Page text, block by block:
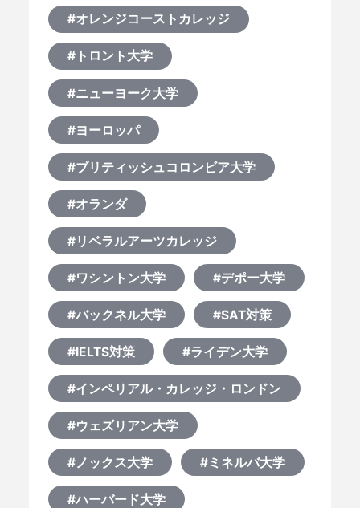
HOME
#オレンジコーストカレッジ
#トロント大学
#ニューヨーク大学
#ヨーロッパ
#ブリティッシュコロンビア大学
#オランダ
#リベラルアーツカレッジ
#ワシントン大学 #デポー大学
#バックネル大学 #SAT対策
#IELTS対策 #ライデン大学
#インペリアル・カレッジ・ロンドン
#ウェズリアン大学
#ノックス大学 #ミネルバ大学
#ハーバード大学